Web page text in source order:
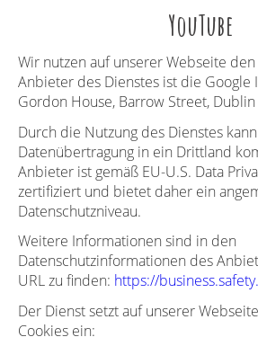
YouTube
Wir nutzen auf unserer Webseite den
Anbieter des Dienstes ist die Google
Gordon House, Barrow Street,
Durch die Nutzung des Dienstes
Datenübertragung in ein Drittland
Anbieter ist gemäß EU-U.S. Data
zertifiziert und bietet daher ein
Datenschutzniveau.
Weitere Informationen sind in den
Datenschutzinformationen des
URL zu finden: https://business.safety.
Der Dienst setzt auf unserer
Cookies ein: